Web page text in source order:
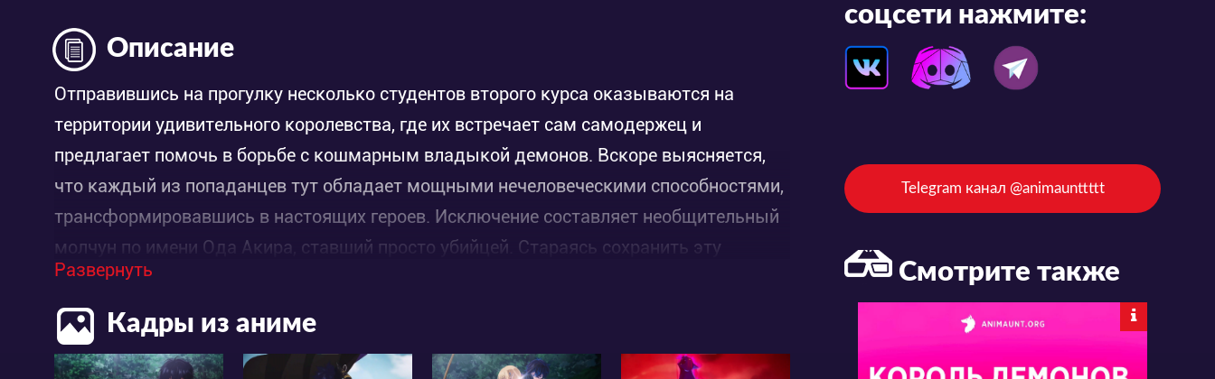
Описание
Отправившись на прогулку несколько студентов второго курса оказываются на
территории удивительного королевства, где их встречает сам самодержец и
предлагает помочь в борьбе с кошмарным владыкой демонов. Вскоре выясняется,
что каждый из попаданцев тут обладает мощными нечеловеческими способностями,
трансформировавшись в настоящих героев. Исключение составляет необщительный
молчун по имени Ода Акира, ставший просто убийцей. Стараясь сохранить эту
печальную новость в секрете, молодой человек берет одиночный квест, выяснив, что
его своеобразные способности по мощи далеко превосходят всех остальных вместе
взятых. В пути он знакомится с эльфийкой Амелией.
Развернуть
Кадры из аниме
соцсети нажмите:
Telegram канал @animaunttttt
Смотрите также